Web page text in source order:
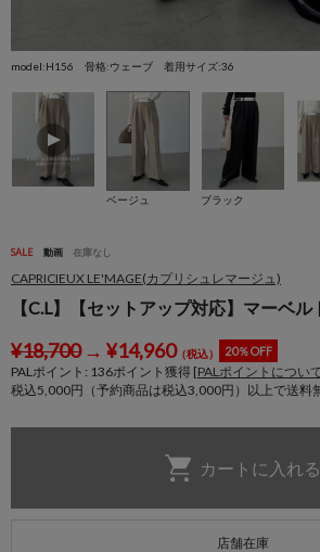
model:H156 骨格:ウェーブ 着用サイズ:36
ベージュ ブラック
SALE 動画 在庫なし
CAPRICIEUX LE'MAGE(カプリシュレマージュ)
【C.L】【セットアップ対応】マーベ
¥18,700→ ¥14,960（税込） 20％OFF
PALポイント: 136ポイント獲得 [PALポイントについ
税込5,000円（予約商品は税込3,000円）以上で送料
店舗在庫